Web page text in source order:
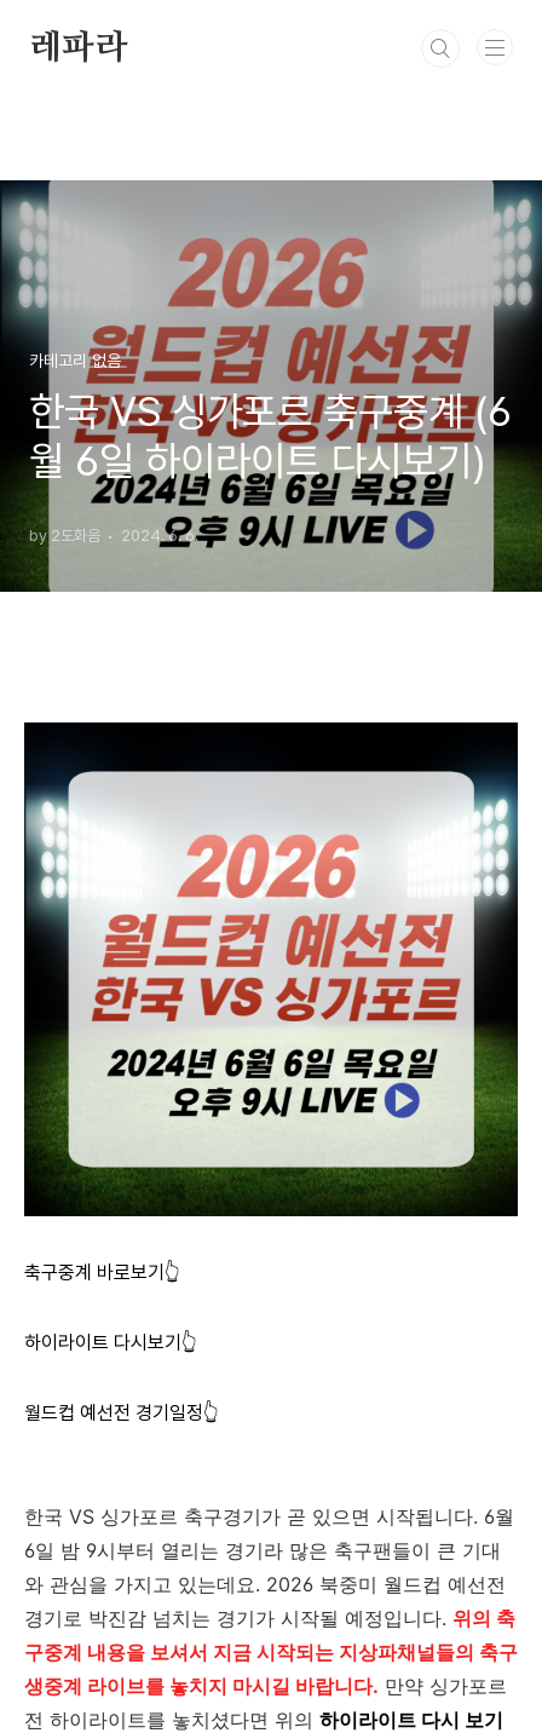
레파라
카테고리 없음
한국 VS 싱가포르 축구중계 (6
월 6일 하이라이트 다시보기)
by 2도화음 2024. 6. 6.
축구중계 바로보기👆
하이라이트 다시보기👆
월드컵 예선전 경기일정👆
한국 VS 싱가포르 축구경기가 곧 있으면 시작됩니다. 6월
6일 밤 9시부터 열리는 경기라 많은 축구팬들이 큰 기대
와 관심을 가지고 있는데요. 2026 북중미 월드컵 예선전
경기로 박진감 넘치는 경기가 시작될 예정입니다. 위의 축
구중계 내용을 보셔서 지금 시작되는 지상파채널들의 축구
생중계 라이브를 놓치지 마시길 바랍니다. 만약 싱가포르
전 하이라이트를 놓치셨다면 위의 하이라이트 다시 보기